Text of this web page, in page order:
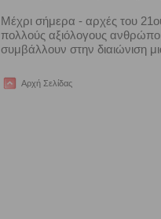
Μέχρι σήμερα - αρχές του
πολλούς αξιόλογους
συμβάλλουν στην διαιώνιση
Αρχή Σελίδας